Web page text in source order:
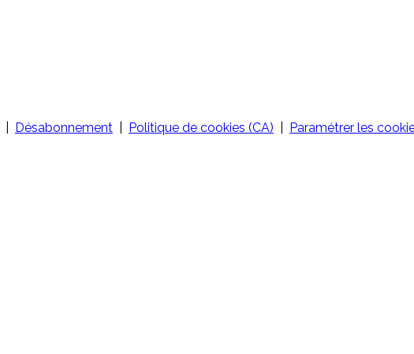
Désabonnement Politique de cookies (CA)
Paramétrer les